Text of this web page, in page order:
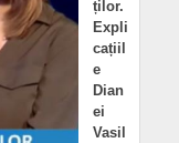
ților.
Expli
cațiil
e
Dian
ei
Vasil